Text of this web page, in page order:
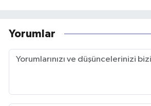
Yorumlar